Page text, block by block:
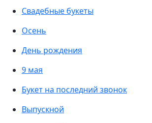
Свадебные букеты
Осень
День рождения
9 мая
Букет на последний звонок
Выпускной